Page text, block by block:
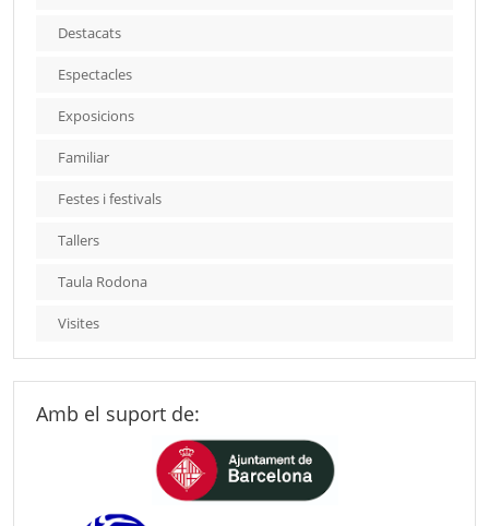
Destacats
Espectacles
Exposicions
Familiar
Festes i festivals
Tallers
Taula Rodona
Visites
Amb el suport de: